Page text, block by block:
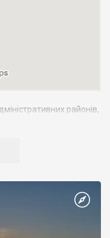
районів,
становить 1850 тис.
межує на заході з
областями України, а